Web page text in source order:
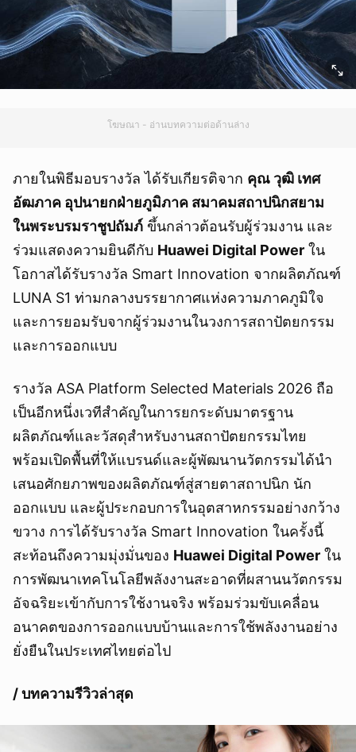
โฆษณา - อ่านบทความต่อด้านล่าง
ภายในพิธีมอบรางวัล ได้รับเกียรติจาก คุณ วุฒิ เทศ
อัฒภาค อุปนายกฝ่ายภูมิภาค สมาคมสถาปนิกสยาม
ในพระบรมราชูปถัมภ์ ขึ้นกล่าวต้อนรับผู้ร่วมงาน และ
ร่วมแสดงความยินดีกับ Huawei Digital Power ใน
โอกาสได้รับรางวัล Smart Innovation จากผลิตภัณฑ์
LUNA S1 ท่ามกลางบรรยากาศแห่งความภาคภูมิใจ
และการยอมรับจากผู้ร่วมงานในวงการสถาปัตยกรรม
และการออกแบบ
รางวัล ASA Platform Selected Materials 2026 ถือ
เป็นอีกหนึ่งเวทีสำคัญในการยกระดับมาตรฐาน
ผลิตภัณฑ์และวัสดุสำหรับงานสถาปัตยกรรมไทย
พร้อมเปิดพื้นที่ให้แบรนด์และผู้พัฒนานวัตกรรมได้นำ
เสนอศักยภาพของผลิตภัณฑ์สู่สายตาสถาปนิก นัก
ออกแบบ และผู้ประกอบการในอุตสาหกรรมอย่างกว้าง
ขวาง การได้รับรางวัล Smart Innovation ในครั้งนี้
สะท้อนถึงความมุ่งมั่นของ Huawei Digital Power ใน
การพัฒนาเทคโนโลยีพลังงานสะอาดที่ผสานนวัตกรรม
อัจฉริยะเข้ากับการใช้งานจริง พร้อมร่วมขับเคลื่อน
อนาคตของการออกแบบบ้านและการใช้พลังงานอย่าง
ยั่งยืนในประเทศไทยต่อไป
/ บทความรีวิวล่าสุด